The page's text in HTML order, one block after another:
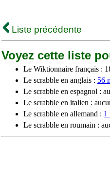
Liste précédente
Voyez cette liste
Le Wiktionnaire français :
Le scrabble en anglais : 56
Le scrabble en espagnol :
Le scrabble en italien :
Le scrabble en allemand : 1
Le scrabble en roumain :